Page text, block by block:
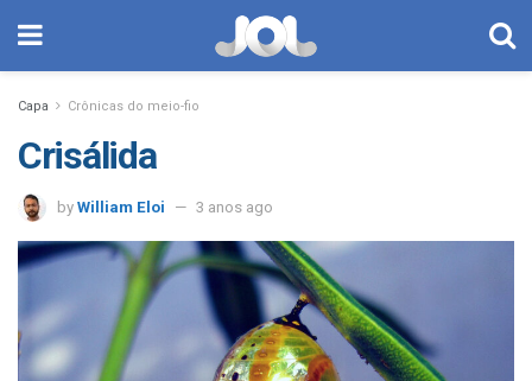
Capa Crônicas do meio-fio
Crisálida
by William Eloi 3 anos ago